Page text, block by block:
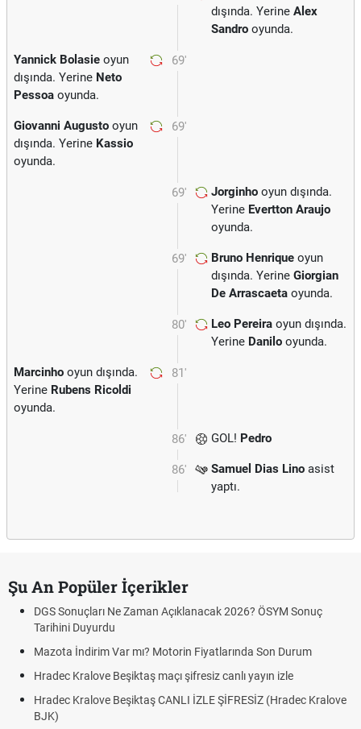
dışında. Yerine Alex
Sandro oyunda.
69'
Yannick Bolasie oyun
dışında. Yerine Neto
Pessoa oyunda.
69'
Giovanni Augusto oyun
dışında. Yerine Kassio
oyunda.
69' Jorginho oyun dışında.
Yerine Evertton Araujo
oyunda.
69' Bruno Henrique oyun
dışında. Yerine Giorgian
De Arrascaeta oyunda.
80' Leo Pereira oyun dışında.
Yerine Danilo oyunda.
81'
Marcinho oyun dışında.
Yerine Rubens Ricoldi
oyunda.
86' GOL! Pedro
86' Samuel Dias Lino asist
yaptı.
Şu An Popüler İçerikler
DGS Sonuçları Ne Zaman Açıklanacak 2026? ÖSYM Sonuç
Tarihini Duyurdu
Mazota İndirim Var mı? Motorin Fiyatlarında Son Durum
Hradec Kralove Beşiktaş maçı şifresiz canlı yayın izle
Hradec Kralove Beşiktaş CANLI İZLE ŞİFRESİZ (Hradec Kralove
BJK)